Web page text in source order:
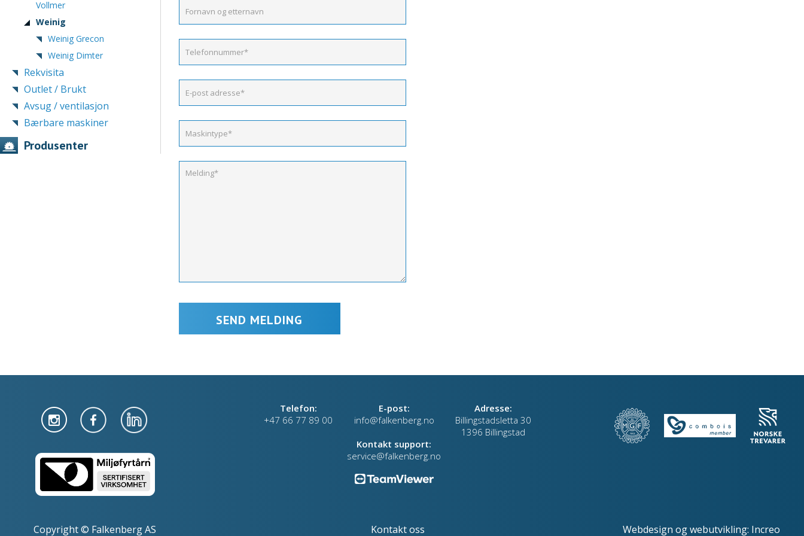
Vollmer
Weinig
Weinig Grecon
Weinig Dimter
Rekvisita
Outlet / Brukt
Avsug / ventilasjon
Bærbare maskiner
Produsenter
Telefon:
+47 66 77 89 00
E-post:
info@falkenberg.no
Kontakt support:
service@falkenberg.no
Adresse:
Billingstadsletta 30
1396 Billingstad
Copyright © Falkenberg AS
Kontakt oss
Webdesign ogwebutvikling: Increo